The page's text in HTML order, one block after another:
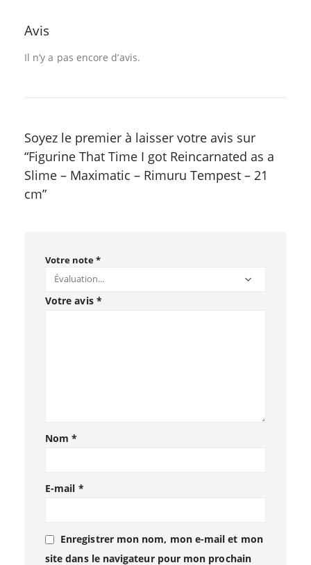
Avis
Il n’y a pas encore d’avis.
Soyez le premier à laisser votre avis sur
“Figurine That Time I got Reincarnated as a
Slime – Maximatic – Rimuru Tempest – 21
cm”
Votre note*
Votre avis *
Nom*
E-mail *
Enregistrer mon nom, mon e-mail et mon
site dans le navigateur pour mon prochain